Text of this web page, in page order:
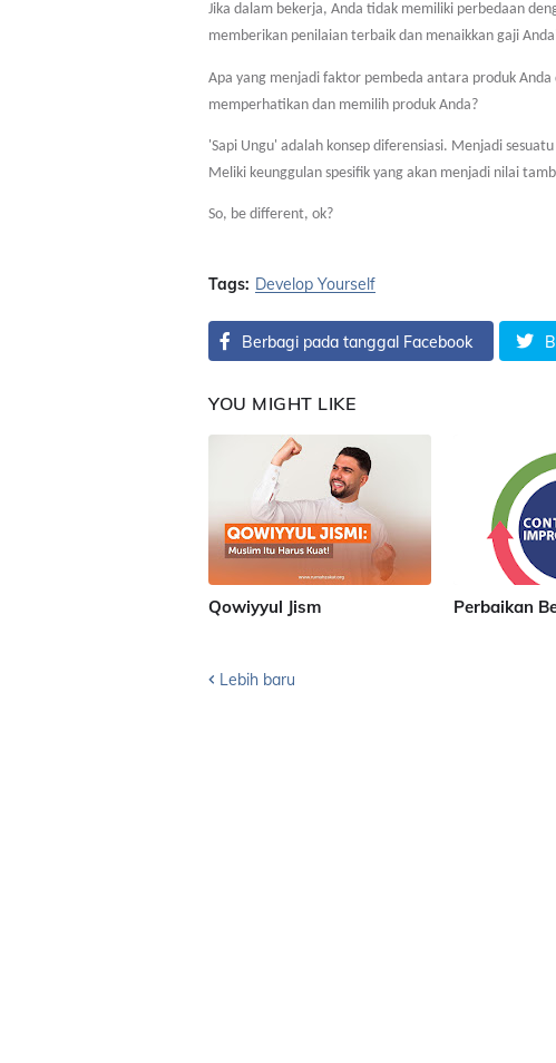
Jika dalam bekerja, Anda tidak memiliki perbedaan
memberikan penilaian terbaik dan menaikkan gaji
Apa yang menjadi faktor pembeda antara produk
memperhatikan dan memilih produk Anda?
'Sapi Ungu' adalah konsep diferensiasi. Menjadi
Meliki keunggulan spesifik yang akan menjadi nilai
So, be different, ok?
Tags: Develop Yourself
Berbagi pada tanggal Facebook
YOU MIGHT LIKE
Qowiyyul Jism Perbaikan
Lebih baru